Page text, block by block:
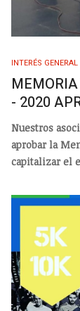
INTERÉS GENERAL
- 2020
Nuestros
aprobar la
capitalizar el